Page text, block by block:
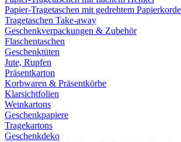
Papier-Tragetaschen mit gedrehtem
Tragetaschen Take-away
Geschenkverpackungen & Zubehör
Flaschentaschen
Geschenktüten
Jute, Rupfen
Präsentkarton
Korbwaren & Präsentkörbe
Klarsichtfolien
Weinkartons
Geschenkpapiere
Tragekartons
Geschenkdeko